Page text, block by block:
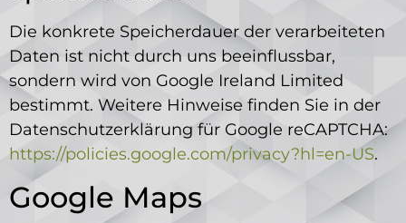
Die konkrete Speicherdauer der verarbeiteten
Daten ist nicht durch uns beeinflussbar,
sondern wird von Google Ireland Limited
bestimmt. Weitere Hinweise finden Sie in der
Datenschutzerklärung für Google reCAPTCHA:
https://policies.google.com/privacy?hl=en-US.
Google Maps